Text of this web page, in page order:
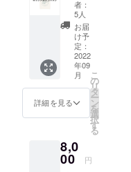
す。私たち
の活動に賛
同し、ご支
援いただけ
たら幸いで
す。
テッ
カーデ
ザイン
は一例
です ※
デザイ
ン・仕
様は変
更され
価格は
消費税
込みで
買い物
にちょ
うどい
いサイ
ズ&シン
プルな
デザイ
ン！ 私
たちが
作成し
たサク
ゴ入り
エコ
バッグ
者：
5人
お届
け予
定：
2022
年09
月
詳細を見る
こ
の
リ
タ
ー
ン
を
選
択
す
る
8,0
00 円